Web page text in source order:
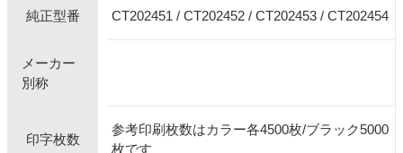
純正型番 CT202451 / CT202452 / CT202453 / CT202454
メーカー
別称
印字枚数
参考印刷枚数はカラー各4500枚/ブラック5000
枚です